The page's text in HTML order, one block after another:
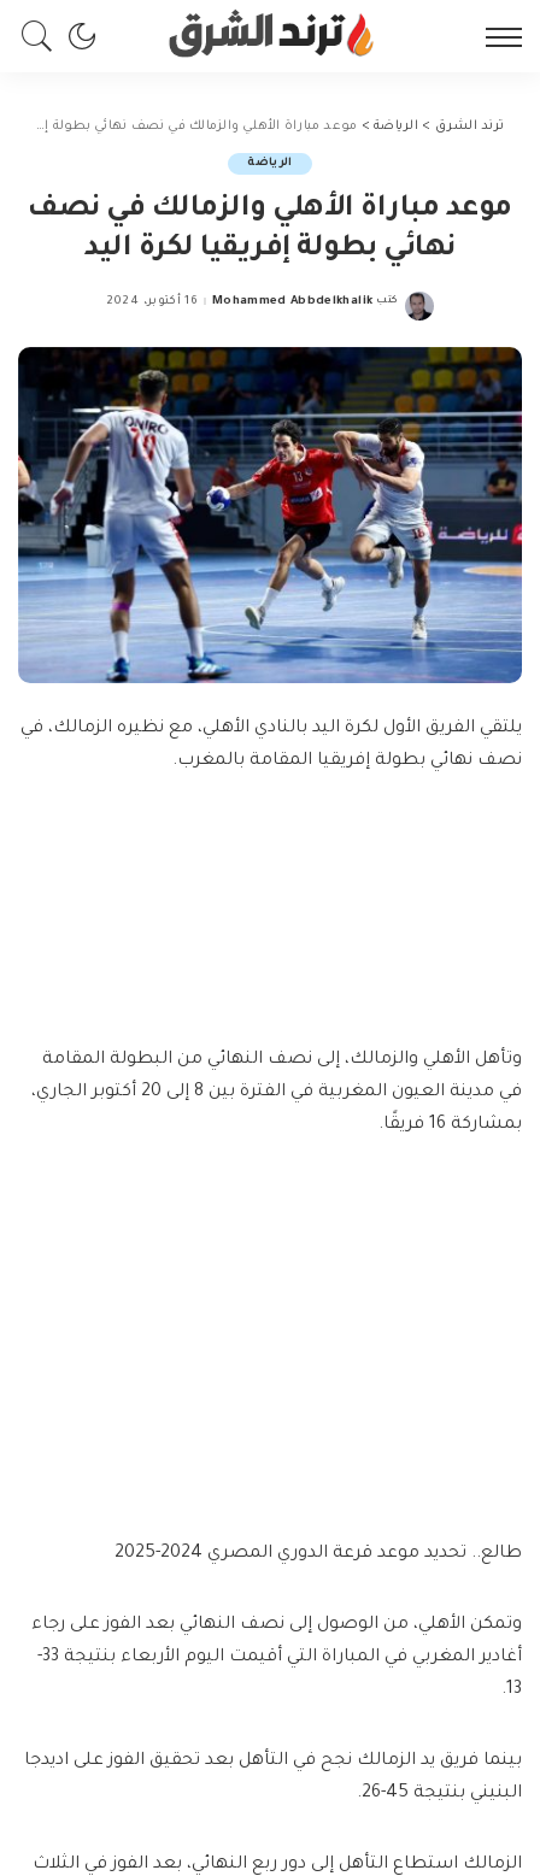
ترند الشرق > الرياضة> موعد مباراة الأهلي والزمالك في نصف نهائي بطولة إفريقيا لكرة اليد
الرياضة
موعد مباراة الأهلي والزمالك في نصف
نهائي بطولة إفريقيا لكرة اليد
Posted
كتب Mohammed Abbdelkhalik 16 أكتوبر، 2024
يلتقي الفريق الأول لكرة اليد بالنادي الأهلي، مع نظيره الزمالك، في
نصف نهائي بطولة إفريقيا المقامة بالمغرب.
وتأهل الأهلي والزمالك، إلى نصف النهائي من البطولة المقامة
في مدينة العيون المغربية في الفترة بين 8 إلى 20 أكتوبر الجاري‎،
بمشاركة 16 فريقًا.
طالع.. تحديد موعد قرعة الدوري المصري 2024-2025
وتمكن الأهلي، من الوصول إلى نصف النهائي بعد الفوز على رجاء
أغادير المغربي في المباراة التي أقيمت اليوم الأربعاء بنتيجة 33-
13.
بينما فريق يد الزمالك نجح في التأهل بعد تحقيق الفوز على اديدجا
البنيني بنتيجة 45-26.
الزمالك استطاع التأهل إلى دور ربع النهائي، بعد الفوز في الثلاث